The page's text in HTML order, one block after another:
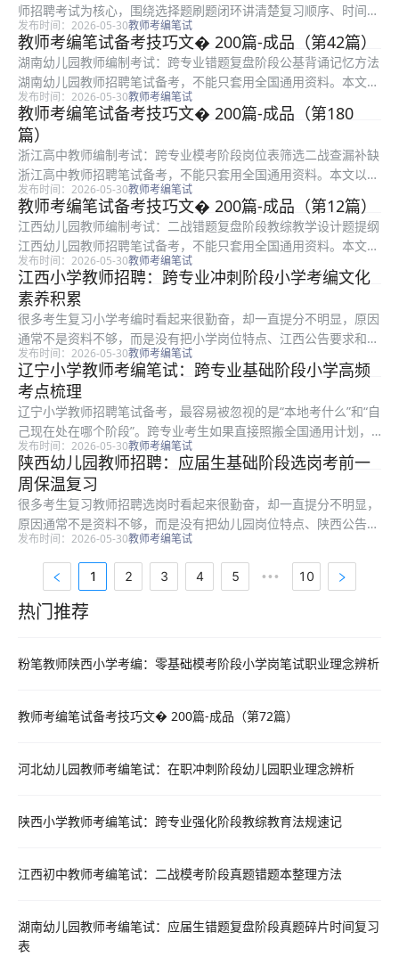
师招聘考试为核心，围绕选择题刷题闭环讲清楚复习顺序、时间分
配和得分点，特别适合跨专业考生在冲刺阶段查漏补缺。文中示例
和方法用于备考参考，考试科目、题型和分值以当地官方公告为
准。 如果...
发布时间：2026-05-30教师考编笔试
教师考编笔试备考技巧文� 200篇-成品（第42篇）
湖南幼儿园教师编制考试：跨专业错题复盘阶段公基背诵记忆方法
湖南幼儿园教师招聘笔试备考，不能只套用全国通用资料。本文以
教师招聘公基为核心，围绕背诵记忆方法讲清楚复习顺序、时间分
配和得分点，特别适合跨专业考生在错题复盘阶段查漏补缺。文中
示例和...
发布时间：2026-05-30教师考编笔试
教师考编笔试备考技巧文� 200篇-成品（第180
篇）
浙江高中教师编制考试：跨专业模考阶段岗位表筛选二战查漏补缺
浙江高中教师招聘笔试备考，不能只套用全国通用资料。本文以岗
位表筛选为核心，围绕二战查漏补缺讲清楚复习顺序、时间分配和
得分点，特别适合跨专业考生在模考阶段查漏补缺。文中示例和方
法用于...
发布时间：2026-05-30教师考编笔试
教师考编笔试备考技巧文� 200篇-成品（第12篇）
江西幼儿园教师编制考试：二战错题复盘阶段教综教学设计题提纲
江西幼儿园教师招聘笔试备考，不能只套用全国通用资料。本文以
教师招聘教综为核心，围绕教学设计题提纲讲清楚复习顺序、时间
分配和得分点，特别适合二战考生在错题复盘阶段查漏补缺。文中
示例和...
发布时间：2026-05-30教师考编笔试
江西小学教师招聘：跨专业冲刺阶段小学考编文化
素养积累
很多考生复习小学考编时看起来很勤奋，却一直提分不明显，原因
通常不是资料不够，而是没有把小学岗位特点、江西公告要求和冲
刺阶段任务连起来。本文只解决一个具体问题：怎样把文化素养积
累做成能落到每天复习里的动作，而不是停留在口号。 一、为什
么跨专业...
发布时间：2026-05-30教师考编笔试
辽宁小学教师考编笔试：跨专业基础阶段小学高频
考点梳理
辽宁小学教师招聘笔试备考，最容易被忽视的是“本地考什么”和“自
己现在处在哪个阶段”。跨专业考生如果直接照搬全国通用计划，
往往会把时间花在低频内容上。围绕小学教师招聘的高频考点梳
理，更稳妥的做法是先确认本地题型，再决定背什么、刷什么、哪
些题必...
发布时间：2026-05-30教师考编笔试
陕西幼儿园教师招聘：应届生基础阶段选岗考前一
周保温复习
很多考生复习教师招聘选岗时看起来很勤奋，却一直提分不明显，
原因通常不是资料不够，而是没有把幼儿园岗位特点、陕西公告要
求和基础阶段任务连起来。本文只解决一个具体问题：怎样把考前
一周保温复习做成能落到每天复习里的动作，而不是停留在口号。
一、为...
发布时间：2026-05-30教师考编笔试
1 2 3 4 5 ••• 10
热门推荐资料
热门推荐
粉笔教师陕西小学考编：零基础模考阶段小学岗笔试职业理念辨析
教师考编笔试备考技巧文� 200篇-成品（第72篇）
河北幼儿园教师考编笔试：在职冲刺阶段幼儿园职业理念辨析
陕西小学教师考编笔试：跨专业强化阶段教综教育法规速记
江西初中教师考编笔试：二战模考阶段真题错题本整理方法
湖南幼儿园教师考编笔试：应届生错题复盘阶段真题碎片时间复习
表